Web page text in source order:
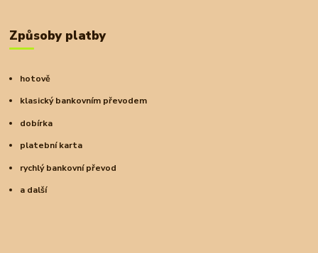
Způsoby platby
hotově
klasický bankovním převodem
dobírka
platební karta
rychlý bankovní převod
a další